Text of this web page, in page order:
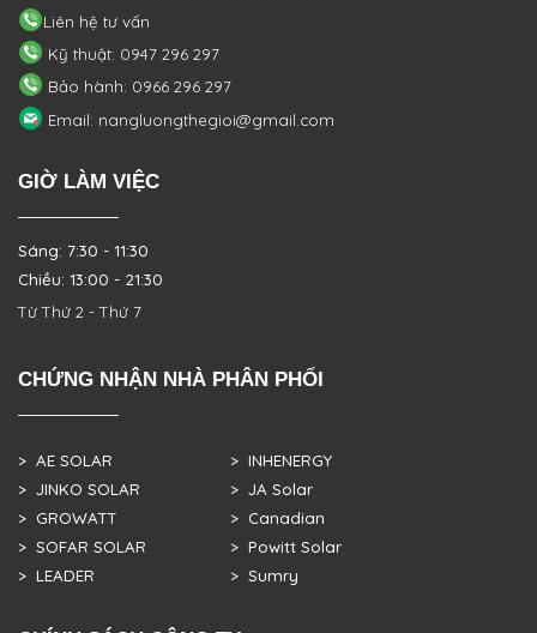
Liên hệ tư vấn
Kỹ thuật: 0947 296 297
Bảo hành: 0966 296 297
Email: nangluongthegioi@gmail.com
GIỜ LÀM VIỆC
Sáng: 7:30 - 11:30
Chiều: 13:00 - 21:30
Từ Thứ 2 - Thứ 7
CHỨNG NHẬN NHÀ PHÂN PHỐI
> AE SOLAR
> JINKO SOLAR
> GROWATT
> SOFAR SOLAR
> LEADER
> INHENERGY
> JA Solar
> Canadian
> Powitt Solar
> Sumry